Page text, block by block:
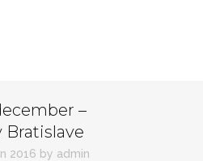
–
Bratislave
2016 by admin